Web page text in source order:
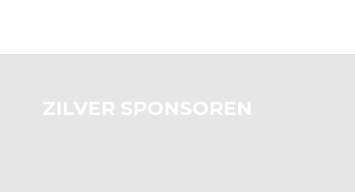
ZILVER SPONSOREN